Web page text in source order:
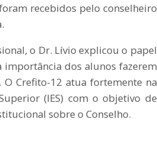
recebidos pelo conselheiro
o Dr. Lívio explicou o papel
dos alunos fazerem
Crefito-12 atua fortemente na
(IES) com o objetivo de
sobre o Conselho.